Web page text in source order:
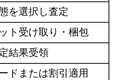
を選択し査定
ト受け取り・梱包
結果受領
ドまたは割引適用